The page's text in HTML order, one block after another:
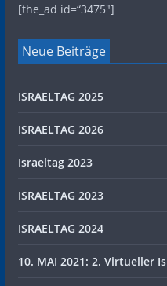
[the_ad id=“3475″]
Neue Beiträge
ISRAELTAG 2025
ISRAELTAG 2026
Israeltag 2023
ISRAELTAG 2023
ISRAELTAG 2024
10. MAI 2021: 2. Virtueller